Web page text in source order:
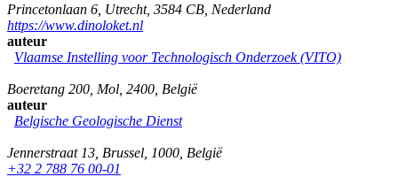
Princetonlaan 6 Utrecht, 3584 CB Nederland
https://www.dinoloket.nl
auteur
Vlaamse Instelling voor Technologisch Onderzoek (VITO)
Boeretang 200 Mol 2400 België
auteur
Belgische Geologische Dienst
Jennerstraat 13 Brussel 1000 België
+32 2 788 76 00-01